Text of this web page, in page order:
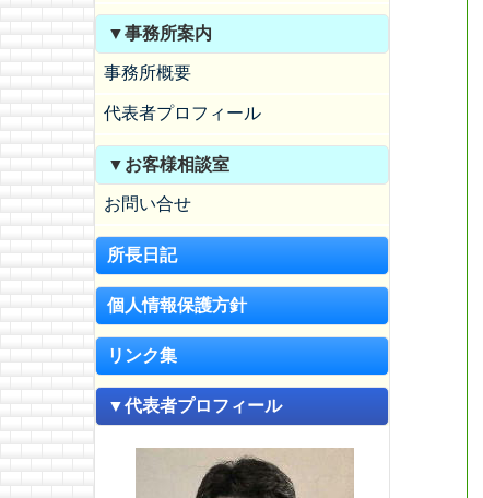
▼事務所案内
事務所概要
代表者プロフィール
▼お客様相談室
お問い合せ
所長日記
個人情報保護方針
リンク集
▼代表者プロフィール